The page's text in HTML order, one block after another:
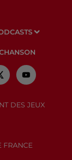
DES JEUX
FRANCE